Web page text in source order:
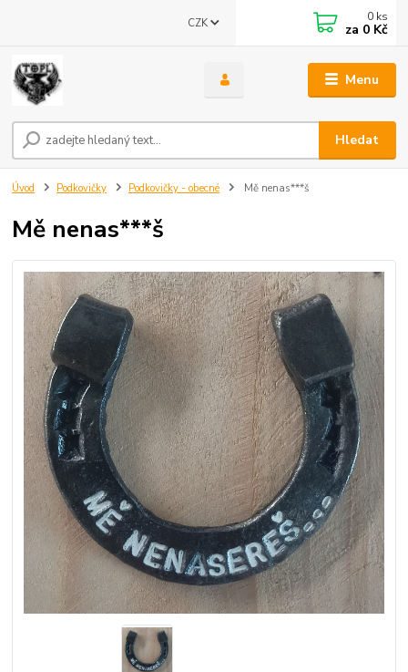
Menu
CZK
Hledat
0 ks
za 0 Kč
Úvod Podkovičky Podkovičky - obecné Mě nenas***š
Mě nenas***š